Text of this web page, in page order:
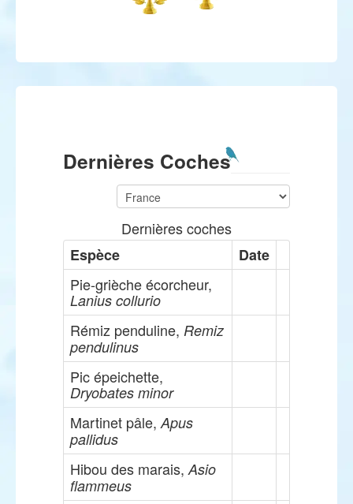
Dernières Coches
Dernières coches
Espèce
Date
Pie-grièche écorcheur,
Lanius collurio
Rémiz penduline, Remiz
pendulinus
Pic épeichette,
Dryobates minor
Martinet pâle, Apus
pallidus
Hibou des marais, Asio
flammeus